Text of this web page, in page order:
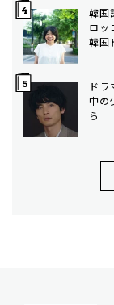
韓国
ロッ
韓国
ド
中の
ら